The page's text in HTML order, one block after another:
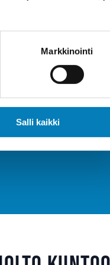
Markkinointi
Salli kaikki
kertyä